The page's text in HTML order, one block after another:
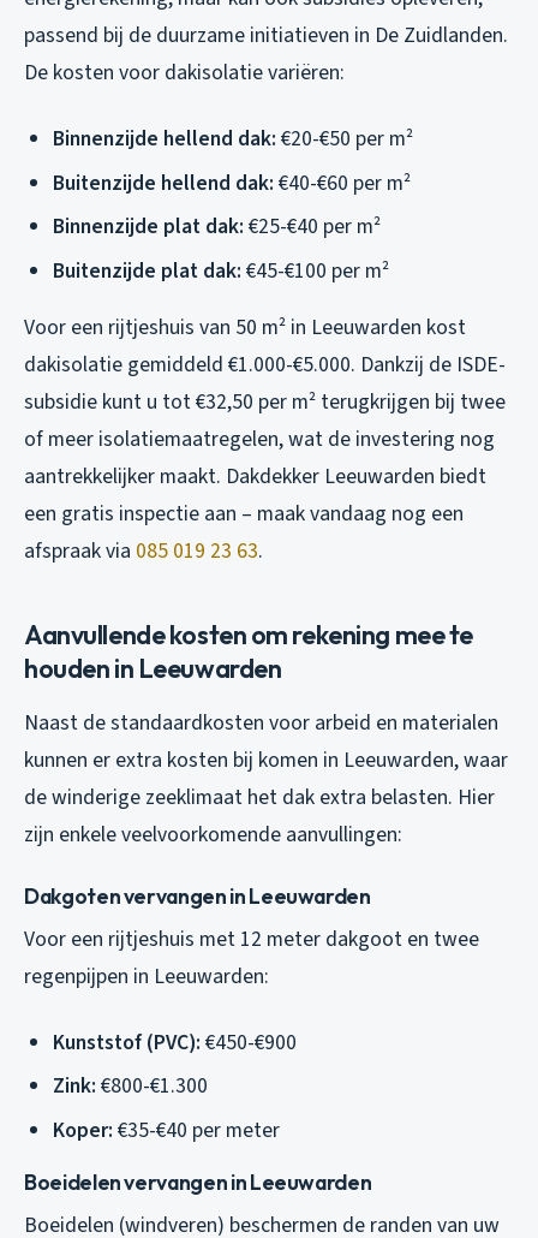
passend bij de duurzame initiatieven in De Zuidlanden.
De kosten voor dakisolatie variëren:
Binnenzijde hellend dak: €20-€50 per m²
Buitenzijde hellend dak: €40-€60 per m²
Binnenzijde plat dak: €25-€40 per m²
Buitenzijde plat dak: €45-€100 per m²
Voor een rijtjeshuis van 50 m² in Leeuwarden kost
dakisolatie gemiddeld €1.000-€5.000. Dankzij de ISDE-
subsidie kunt u tot €32,50 per m² terugkrijgen bij twee
of meer isolatiemaatregelen, wat de investering nog
aantrekkelijker maakt. Dakdekker Leeuwarden biedt
een gratis inspectie aan – maak vandaag nog een
afspraak via 085 019 23 63.
Aanvullende kosten om rekening mee te
houden in Leeuwarden
Naast de standaardkosten voor arbeid en materialen
kunnen er extra kosten bij komen in Leeuwarden, waar
de winderige zeeklimaat het dak extra belasten. Hier
zijn enkele veelvoorkomende aanvullingen:
Dakgoten vervangen in Leeuwarden
Voor een rijtjeshuis met 12 meter dakgoot en twee
regenpijpen in Leeuwarden:
Kunststof (PVC): €450-€900
Zink: €800-€1.300
Koper: €35-€40 per meter
Boeidelen vervangen in Leeuwarden
Boeidelen (windveren) beschermen de randen van uw